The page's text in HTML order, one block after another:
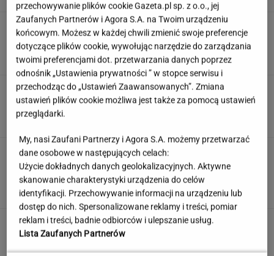
Rekord padł w niewielkim stawie. Taki okaz
trafia się bardzo rzadko
Geograficzny quiz wyłoni ekspertów. Tylko
30% z was zdobywa komplet!
Edukacja domowa nie dla każdego. Jak
rozpoznać, że dziecko potrzebuje innego
modelu nauki?
MATERIAŁ PROMOCYJNY
Wakacyjne aktywności a kurzajki. O czym
warto pamiętać, by uniknąć problemu?
MATERIAŁ PROMOCYJNY
przechowywanie plików cookie Gazeta.pl sp. z o.o., jej
Zaufanych Partnerów i Agora S.A. na Twoim urządzeniu
końcowym. Możesz w każdej chwili zmienić swoje preferencje
dotyczące plików cookie, wywołując narzędzie do zarządzania
twoimi preferencjami dot. przetwarzania danych poprzez
odnośnik „Ustawienia prywatności ” w stopce serwisu i
przechodząc do „Ustawień Zaawansowanych”. Zmiana
ustawień plików cookie możliwa jest także za pomocą ustawień
przeglądarki.
My, nasi Zaufani Partnerzy i Agora S.A. możemy przetwarzać
dane osobowe w następujących celach:
Użycie dokładnych danych geolokalizacyjnych. Aktywne
skanowanie charakterystyki urządzenia do celów
identyfikacji. Przechowywanie informacji na urządzeniu lub
dostęp do nich. Spersonalizowane reklamy i treści, pomiar
reklam i treści, badnie odbiorców i ulepszanie usług.
Lista Zaufanych Partnerów